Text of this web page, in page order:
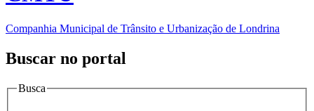
Companhia Municipal de Trânsito e Urbanização de Londrina
Buscar no portal
Busca